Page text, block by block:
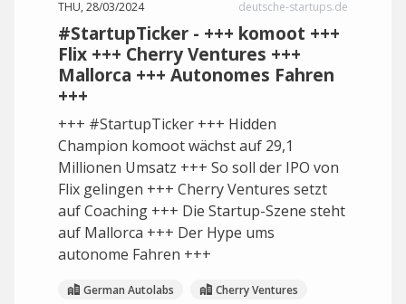
THU, 28/03/2024 deutsche-startups.de
#StartupTicker - +++ komoot +++
Flix +++ Cherry Ventures +++
Mallorca +++ Autonomes Fahren
+++
+++ #StartupTicker +++ Hidden
Champion komoot wächst auf 29,1
Millionen Umsatz +++ So soll der IPO von
Flix gelingen +++ Cherry Ventures setzt
auf Coaching +++ Die Startup-Szene steht
auf Mallorca +++ Der Hype ums
autonome Fahren +++
German Autolabs
Cherry Ventures